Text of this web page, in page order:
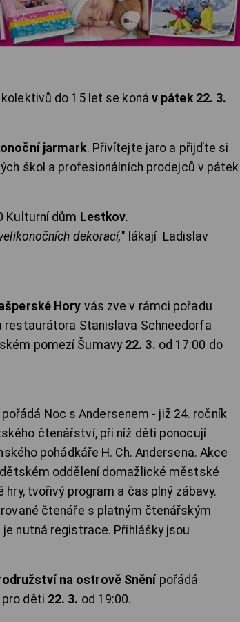
do 15 let se koná v pátek 22. 3.
jarmark. Přivítejte jaro a přijďte si
škol a profesionálních prodejců v pátek
Kulturní dům Lestkov.
dekorací," lákají Ladislav
Hory vás zve v rámci pořadu
restaurátora Stanislava Schneedorfa
pomezí Šumavy22. 3. od 17:00 do
Noc s Andersenem - již 24. ročník
čtenářství, při níž děti ponocují
pohádkáře H. Ch. Andersena. Akce
oddělení domažlické městské
tvořivý program a čas plný zábavy.
čtenáře s platným čtenářským
nutná registrace. Přihlášky jsou
na ostrově Snění pořádá
děti 22. 3. od 19:00.